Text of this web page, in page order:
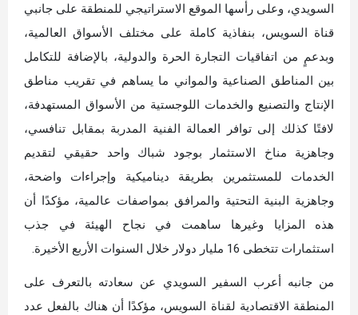
السويدي، وعلى رأسها الموقع الاستراتيجي للمنطقة على جانبي
قناة السويس، بنفاذية كاملة على مختلف الأسواق العالمية،
وبدعمٍ من اتفاقيات التجارة الحرة والدولية، بالإضافة للتكامل
بين المناطق الصناعية والمواني ما يساهم في تقريب مناطق
الإنتاج والتصنيع والخدمات اللوجستية من الأسواق المستهدفة،
لافتًا كذلك إلى توافر العمالة الفنية المدربة بمقابل تنافسي،
وجاهزية مناخ الاستثمار بوجود شباك واحد حقيقي لتقديم
الخدمات للمستثمرين بطريقة ديناميكية وإجراءات واضحة،
وجاهزية البنية التحتية والمرافق بمواصفات عالمية، مؤكدًا أن
هذه المزايا وغيرها ساهمت في نجاح الهيئة في جذب
استثمارات تتخطى 16 مليار دولار خلال السنوات الأربع الأخيرة.
من جانبه أعرب السفير السويدي عن سعادته بالتعرف على
المنطقة الاقتصادية لقناة السويس، مؤكدًا أن هناك بالفعل عدد